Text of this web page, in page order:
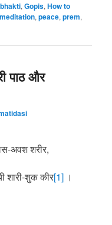
bhakti,Gopis,How to
meditation,peace,prem,
पाठ और
अवश शरीर,
शारी-शुक कीर[1]।